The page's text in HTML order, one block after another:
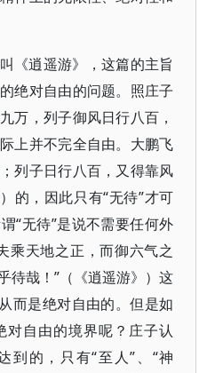
《逍遥游》，这篇的主旨
绝对自由的问题。照庄子
万，列子御风日行八百，
上并不完全自由。大鹏飞
列子日行八百，又得靠风
的，因此只有“无待”才可
“无待”是说不需要任何外
乘天地之正，而御六气之
待哉！”（《逍遥游》）这
而是绝对自由的。但是如
自由的境界呢？庄子认
到的，只有“至人”、“神